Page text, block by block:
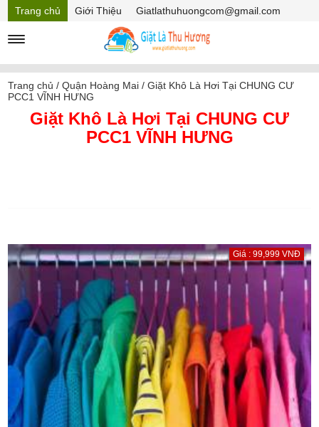
Trang chủ Giới Thiệu
Giatlathuhuongcom@gmail.com
Mã Giảm giá
Trang chủ /Quận Hoàng Mai /Giặt Khô Là Hơi Tại CHUNG CƯ
PCC1 VĨNH HƯNG
Giặt Khô Là Hơi Tại CHUNG CƯ
PCC1 VĨNH HƯNG
Giá : 99,999 VNĐ